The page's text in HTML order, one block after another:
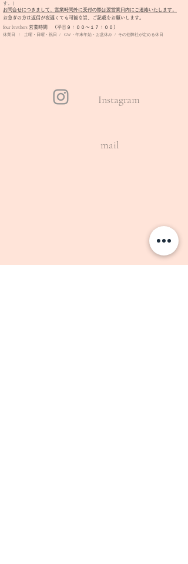
す。）
お問合せにつきまして、営業時間外に受付の際は翌営業日内にご連絡いたします。
​お急ぎの方は返信が夜遅くても可能な旨、ご記載をお願いします。
four brothers 営業時間 （平日９：００〜１７：００）
休業日 / 土曜・日曜・祝日 / GW・年末年始・お盆休み / その他弊社が定める休日
Instagram
mail